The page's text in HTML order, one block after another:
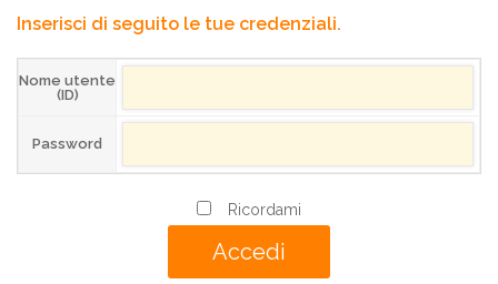
Inserisci di seguito le tue credenziali.
Nome utente
(ID)
Password
Ricordami